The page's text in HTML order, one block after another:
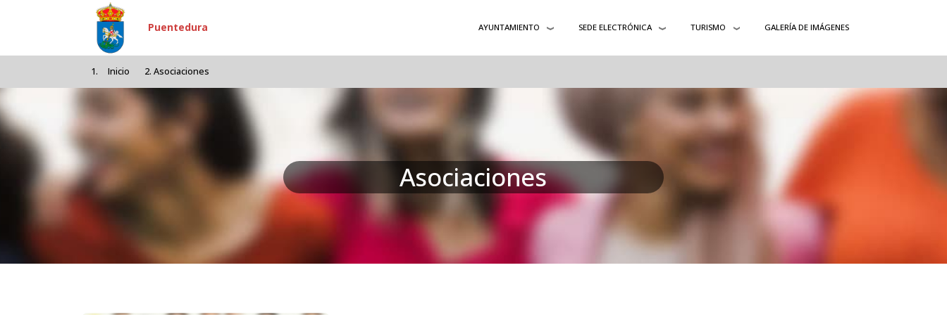
Pasar al contenido principal
Puentedura AYUNTAMIENTO SEDE ELECTRÓNICA TURISMO GALERÍA DE IMÁGENES
Inicio Asociaciones
Asociaciones